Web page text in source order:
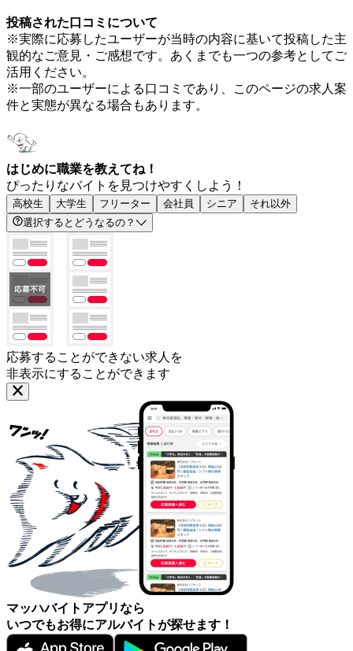
投稿された口コミについて
※実際に応募したユーザーが当時の内容に基いて投稿した主
観的なご意見・ご感想です。あくまでも一つの参考としてご
活用ください。
※一部のユーザーによる口コミであり、このページの求人案
件と実態が異なる場合もあります。
はじめに職業を教えてね！
ぴったりなバイトを見つけやすくしよう！
高校生 大学生 フリーター 会社員 シニア
それ以外
選択するとどうなるの？
応募することができない求人を
非表示にすることができます
マッハバイトアプリなら
いつでもお得にアルバイトが探せます！